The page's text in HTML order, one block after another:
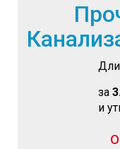
за
и